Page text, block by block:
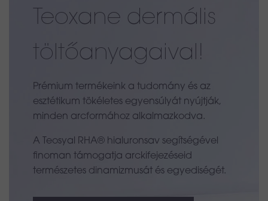
Teoxane dermális
töltőanyagaival!
Prémium termékeink a tudomány és az
esztétikum tökéletes egyensúlyát nyújtják,
minden arcformához alkalmazkodva.
A Teosyal RHA® hialuronsav segítségével
finoman támogatja arckifejezéseid
természetes dinamizmusát és egyediségét.